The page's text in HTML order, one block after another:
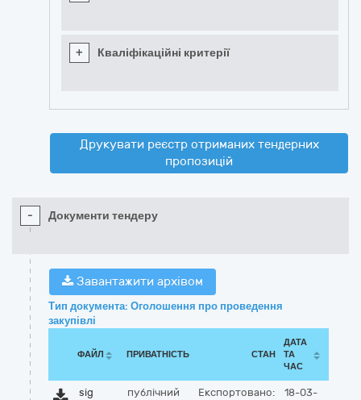
+ Кваліфікаційні критерії
Друкувати реєстр отриманих тендерних
пропозицій
- Документи тендеру
Завантажити архівом
Тип документа: Оголошення про проведення
закупівлі
ФАЙЛ ПРИВАТНІСТЬ СТАН
ДАТА
ТА
ЧАС
sig
публічний Експортовано:
18-03-